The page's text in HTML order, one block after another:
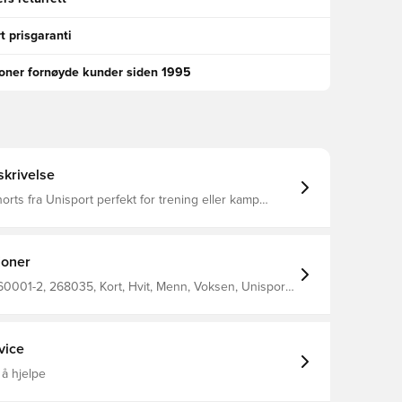
prisgaranti
fornøyde kunder siden 1995
fra Unisport perfekt for trening eller kamp
kan strekkes for optimal passform Laget av
og 12% elastan.
2, 268035, Kort, Hvit, Menn, Voksen, Unisport,
hjelpe